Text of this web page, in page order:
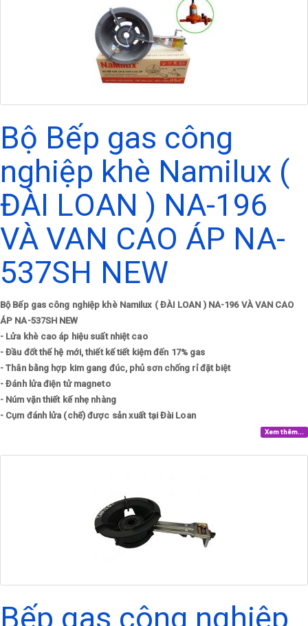
Bộ Bếp gas công
nghiệp khè Namilux (
ĐÀI LOAN ) NA-196
VÀ VAN CAO ÁP NA-
537SH NEW
Bộ Bếp gas công nghiệp khè Namilux ( ĐÀI LOAN ) NA-196 VÀ VAN CAO
ÁP NA-537SH NEW
- Lửa khè cao áp hiệu suất nhiệt cao
- Đầu đốt thế hệ mới, thiết kế tiết kiệm đến 17% gas
- Thân bằng hợp kim gang đúc, phủ sơn chống rỉ đặt biệt
- Đánh lửa điện tử magneto
- Núm vặn thiết kế nhẹ nhàng
- Cụm đánh lửa (chế) được sản xuất tại Đài Loan
Xem thêm...
Bếp gas công nghiệp